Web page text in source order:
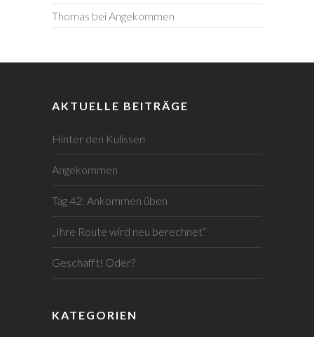
Thomas beiAngekommen
AKTUELLE BEITRÄGE
Hinter den Kulissen
Angekommen
Tag 42: Ankommen üben
„Ihre Route wird neu berechnet“
Geschafft! Oder?
KATEGORIEN